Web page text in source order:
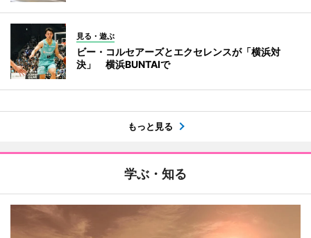
見る・遊ぶ
ビー・コルセアーズとエクセレンスが「横浜対
決」 横浜BUNTAIで
もっと見る
学ぶ・知る